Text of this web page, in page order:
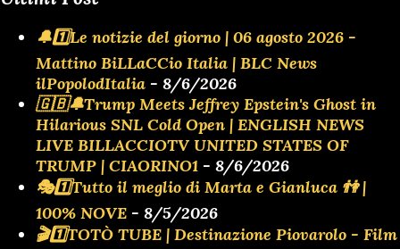
🔔1️⃣Le notizie del giorno | 06 agosto 2026 -
Mattino BiLLaCCio Italia | BLC News
ilPopolodItalia - 8/6/2026
🇬🇧🔔Trump Meets Jeffrey Epstein's Ghost in
Hilarious SNL Cold Open | ENGLISH NEWS
LIVE BILLACCIOTV UNITED STATES OF
TRUMP | CIAORINO1 - 8/6/2026
🎭1️⃣Tutto il meglio di Marta e Gianluca 👫 |
100% NOVE - 8/5/2026
🎬1️⃣TOTÒ TUBE | Destinazione Piovarolo - Film